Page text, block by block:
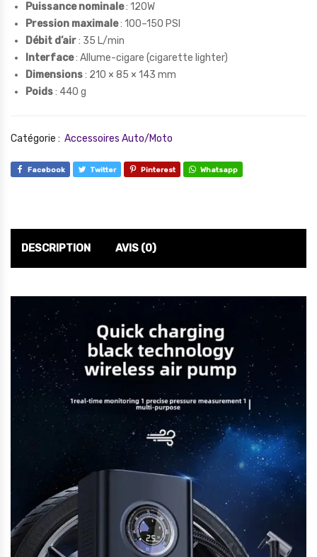
Puissance nominale: 120W
Pression maximale: 100–150 PSI
Débit d’air: 35 L/min
Interface: Allume-cigare (cigarette lighter)
Dimensions: 210 × 85 × 143 mm
Poids: 440 g
Catégorie : Accessoires Auto/Moto
Facebook Twitter Pinterest Whatsapp
DESCRIPTION AVIS (0)